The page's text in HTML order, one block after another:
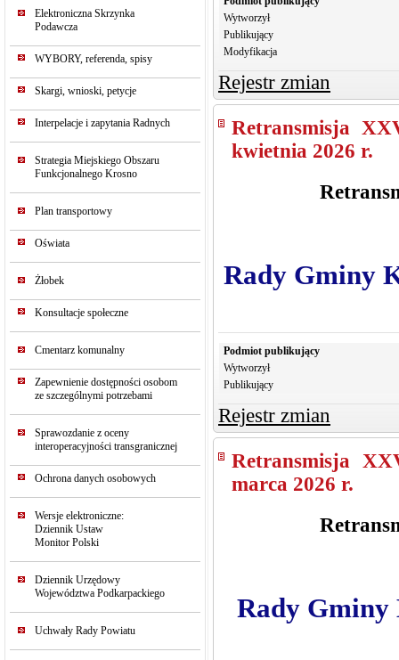
Elektroniczna Skrzynka
Podawcza
WYBORY, referenda, spisy
Skargi, wnioski, petycje
Interpelacje i zapytania Radnych
Strategia Miejskiego Obszaru
Funkcjonalnego Krosno
Plan transportowy
Oświata
Żłobek
Konsultacje społeczne
Cmentarz komunalny
Zapewnienie dostępności osobom
ze szczególnymi potrzebami
Sprawozdanie z oceny
interoperacyjności transgranicznej
Ochrona danych osobowych
Wersje elektroniczne:
Dziennik Ustaw
Monitor Polski
Dziennik Urzędowy
Województwa Podkarpackiego
Uchwały Rady Powiatu
Wytworzył
Publikujący
Modyfikacja
Rejestr zmian
Retransmisja
kwietnia 2026 r.
Rady Gminy
Podmiot publikujący
Wytworzył
Publikujący
Rejestr zmian
Retransmisja
marca 2026 r.
Rady Gminy